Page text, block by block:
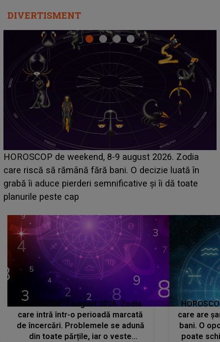
DIVERTISMENT
Emanuel a ținut ACEST DETALIU ASCUNS până
acum! În fața Alexandrei, concurentul din Casa Iubirii
face o MĂRTURISIRE NEAȘTEPTATĂ despre mama
sa: "I-am spus și ei în față, eu nu te iubesc pentru
HOROSCOP 7 august 2026. Zodia
care intră într-o perioadă marcată
de încercări. Problemele se adună
din toate părțile, iar o veste
care are
bani. O
poate